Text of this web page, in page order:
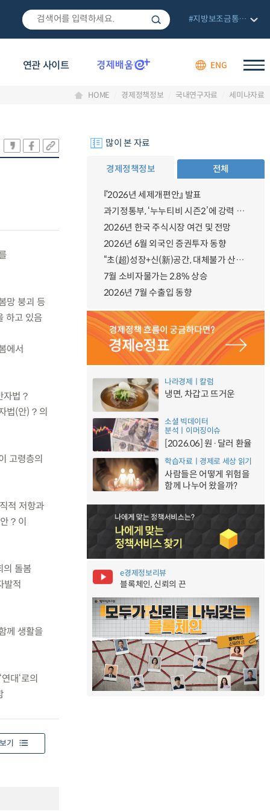
연관 사이트 ENG
#지방보조금통합관리망
HOME 경제정책정보 국내연구자료 세미나자료
망 붕괴 등
하고 있음
에서
자법？
법(안)？의
고령층의
적 저항과
？이
의 돌봄
발적
께 생활을
대‘로의
기
많이 본 자료
경제정책정보 전체
『2026년 세제개편안』 발표
과기정통부, ‘누누티비 시즌2’에 강력 대응 의지 밝혀
2026년 한국 주식시장 여건 및 전망
2026년 6월 외국인 증권투자 동향
“초(超)성장+신(新)공간, 대체불가 산업강국”
7월 소비자물가는 2.8% 상승
2026년 7월 수출입 동향
나라경제ㅣ칼럼
냉면, 차갑고 뜨거운
소셜 빅데이터
분석ㅣ이머징이슈
[2026.06] 원·달러 환율
학습자료ㅣ경제로 세상 읽기
사람들은 어떻게 위험을
함께 나누어 왔을까?
e경제정보리뷰
블록체인, 신뢰의 끈